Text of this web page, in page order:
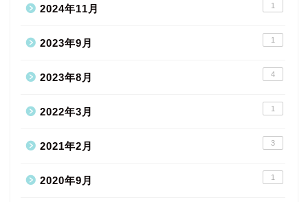
2024年11月 1
2023年9月 1
2023年8月 4
2022年3月 1
2021年2月 3
2020年9月 1